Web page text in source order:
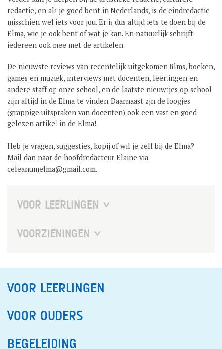
redactie, en als je goed bent in Nederlands, is de eindredactie
misschien wel iets voor jou. Er is dus altijd iets te doen bij de
Elma, wie je ook bent of wat je kan. En natuurlijk schrijft
iedereen ook mee met de artikelen.
De nieuwste reviews van recentelijk uitgekomen films, boeken,
games en muziek, interviews met docenten, leerlingen en
andere staff op onze school, en de laatste nieuwtjes op school
zijn altijd in de Elma te vinden. Daarnaast zjn de loogjes
(grappige uitspraken van docenten) ook een vast en goed
gelezen artikel in de Elma!
Heb je vragen, suggesties, kopij of wil je zelf bij de Elma?
Mail dan naar de hoofdredacteur Elaine via
celeanumelma@gmail.com.
VOOR LEERLINGEN
TOETSEN, EXAMEN EN OVERGANG
MAATSCHAPPELIJKE STAGE – KLAS 4
LEERLINGENCLUBS
VOORZIENINGEN
MEDIATHEEK
BIJLES EN HUISWERKBEGELEIDING
VOOR LEERLINGEN
VOOR OUDERS
BEGELEIDING